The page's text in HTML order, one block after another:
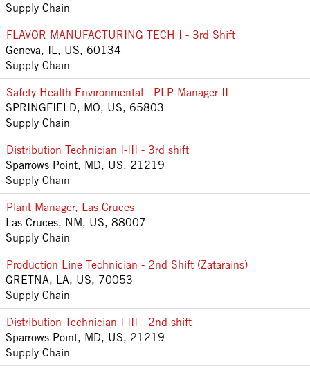
Supply Chain
FLAVOR MANUFACTURING TECH I - 3rd Shift
Geneva, IL, US, 60134
Supply Chain
Safety Health Environmental - PLP Manager II
SPRINGFIELD, MO, US, 65803
Supply Chain
Distribution Technician I-III - 3rd shift
Sparrows Point, MD, US, 21219
Supply Chain
Plant Manager, Las Cruces
Las Cruces, NM, US, 88007
Supply Chain
Production Line Technician - 2nd Shift (Zatarains)
GRETNA, LA, US, 70053
Supply Chain
Distribution Technician I-III - 2nd shift
Sparrows Point, MD, US, 21219
Supply Chain